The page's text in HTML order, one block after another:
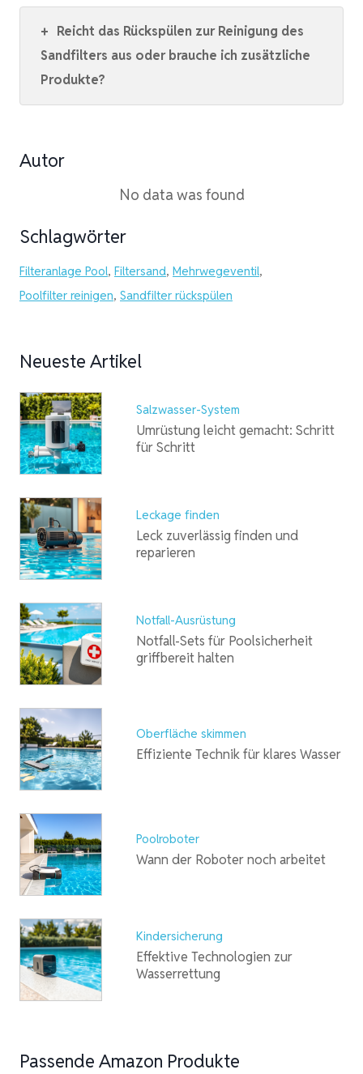
+ Reicht das Rückspülen zur Reinigung des
Sandfilters aus oder brauche ich zusätzliche
Produkte?
Autor
No data was found
Schlagwörter
Filteranlage Pool, Filtersand, Mehrwegeventil,
Poolfilter reinigen, Sandfilter rückspülen
Neueste Artikel
Salzwasser-System
Umrüstung leicht gemacht: Schritt
für Schritt
Leckage finden
Leck zuverlässig finden und
reparieren
Notfall-Ausrüstung
Notfall-Sets für Poolsicherheit
griffbereit halten
Oberfläche skimmen
Effiziente Technik für klares Wasser
Poolroboter
Wann der Roboter noch arbeitet
Kindersicherung
Effektive Technologien zur
Wasserrettung
Passende Amazon Produkte